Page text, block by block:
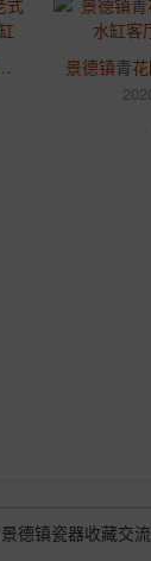
缸庭院招财大缸造景风水镇宅缸
景德镇瓷器收藏交